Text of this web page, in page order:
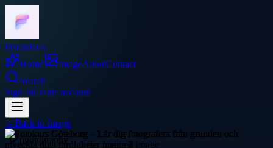
Frocadeco
Home
ImageAboutContact
Search
Sign InCreate account
←Back to Image
photography